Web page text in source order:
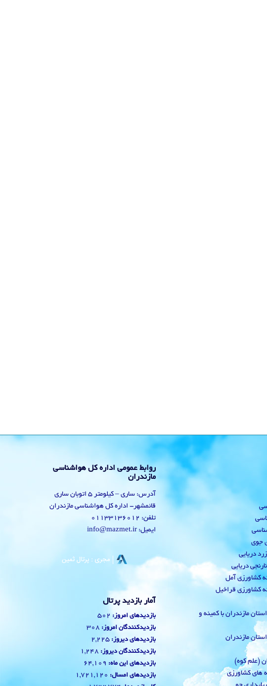
جوی
دریایی
دریایی
کشاورزی آمل
کشاورزی قراخیل
5 روزه استان مازندران با کمینه و
(علم کوه)
های کشاورزی
روابط عمومی اداره کل هواشناسی
مازندران
آدرس: ساری – کیلومتر 5 اتوبان ساری
قائمشهر- اداره کل هواشناسی مازندران
تلفن: 01133136012
ایمیل: info@mazmet.ir
آمار بازدید پرتال
بازدیدهای امروز: 502
بازدیدکنندگان امروز: 308
بازدیدهای دیروز: 2,225
بازدیدکنندگان دیروز: 1,248
بازدیدهای این ماه: 64,109
بازدیدهای امسال: 1,721,120